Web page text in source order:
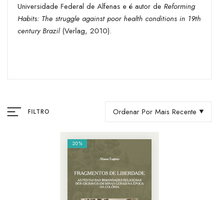
Universidade Federal de Alfenas e é autor de Reforming
Habits: The struggle against poor health conditions in 19th
century Brazil(Verlag, 2010).
FILTRO Ordenar Por Mais Recente
20%